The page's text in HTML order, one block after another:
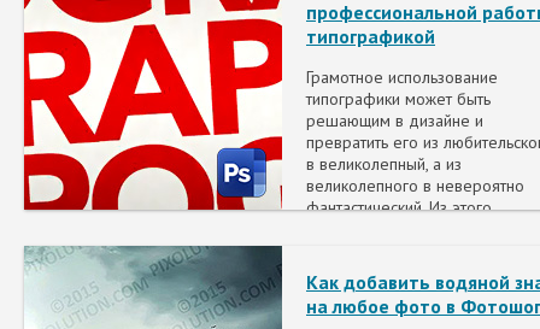
профессиональной
типографикой
Грамотное использование
типографики может быть
решающим в дизайне и
превратить его из
в великолепный, а из
великолепного в невероятно
фантастический. Из этого
более элегантной всего в
несколько шагов.
Как добавить водяной
на любое фото в